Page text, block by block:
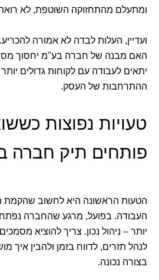
ומתעלם מהתחזוקה השוטפת, לא
ועדיין, העלות לבדה לא אמורה
האם מבנה של חברה בע"מ יחסוך מס,
יתאים לעבודה עם לקוחות גדולים יותר
ההתרחבות של העסק.
טעויות נפוצות
פותחים תיק חברה
הטעות הראשונה היא לחשוב
העבודה. בפועל, מרגע שהחברה
יותר – ניהול נכון. צריך להוציא
לנהל תזרים, לדווח בזמן ולהבין איך
בצורה נכונה.